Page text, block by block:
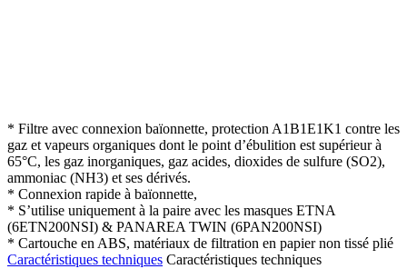
* Filtre avec connexion baïonnette, protection A1B1E1K1 contre les
gaz et vapeurs organiques dont le point d’ébulition est supérieur à
65°C, les gaz inorganiques, gaz acides, dioxides de sulfure (SO2),
ammoniac (NH3) et ses dérivés.
* Connexion rapide à baïonnette,
* S’utilise uniquement à la paire avec les masques ETNA
(6ETN200NSI) & PANAREA TWIN (6PAN200NSI)
* Cartouche en ABS, matériaux de filtration en papier non tissé plié
Caractéristiques techniques Caractéristiques techniques